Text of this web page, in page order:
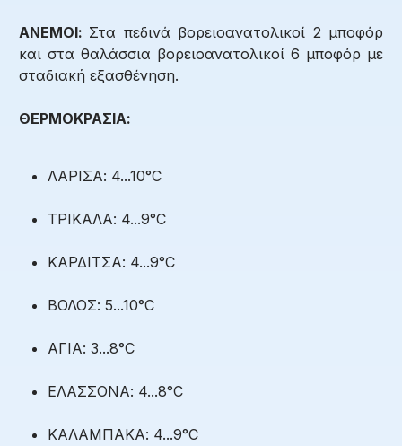
ΑΝΕΜΟΙ: Στα πεδινά βορειοανατολικοί 2 μποφόρ
και στα θαλάσσια βορειοανατολικοί 6 μποφόρ με
σταδιακή εξασθένηση.
ΘΕΡΜΟΚΡΑΣΙΑ:
ΛΑΡΙΣΑ: 4...10°C
ΤΡΙΚΑΛΑ: 4...9°C
ΚΑΡΔΙΤΣΑ: 4...9°C
ΒΟΛΟΣ: 5...10°C
ΑΓΙΑ: 3...8°C
ΕΛΑΣΣΟΝΑ: 4...8°C
ΚΑΛΑΜΠΑΚΑ: 4...9°C